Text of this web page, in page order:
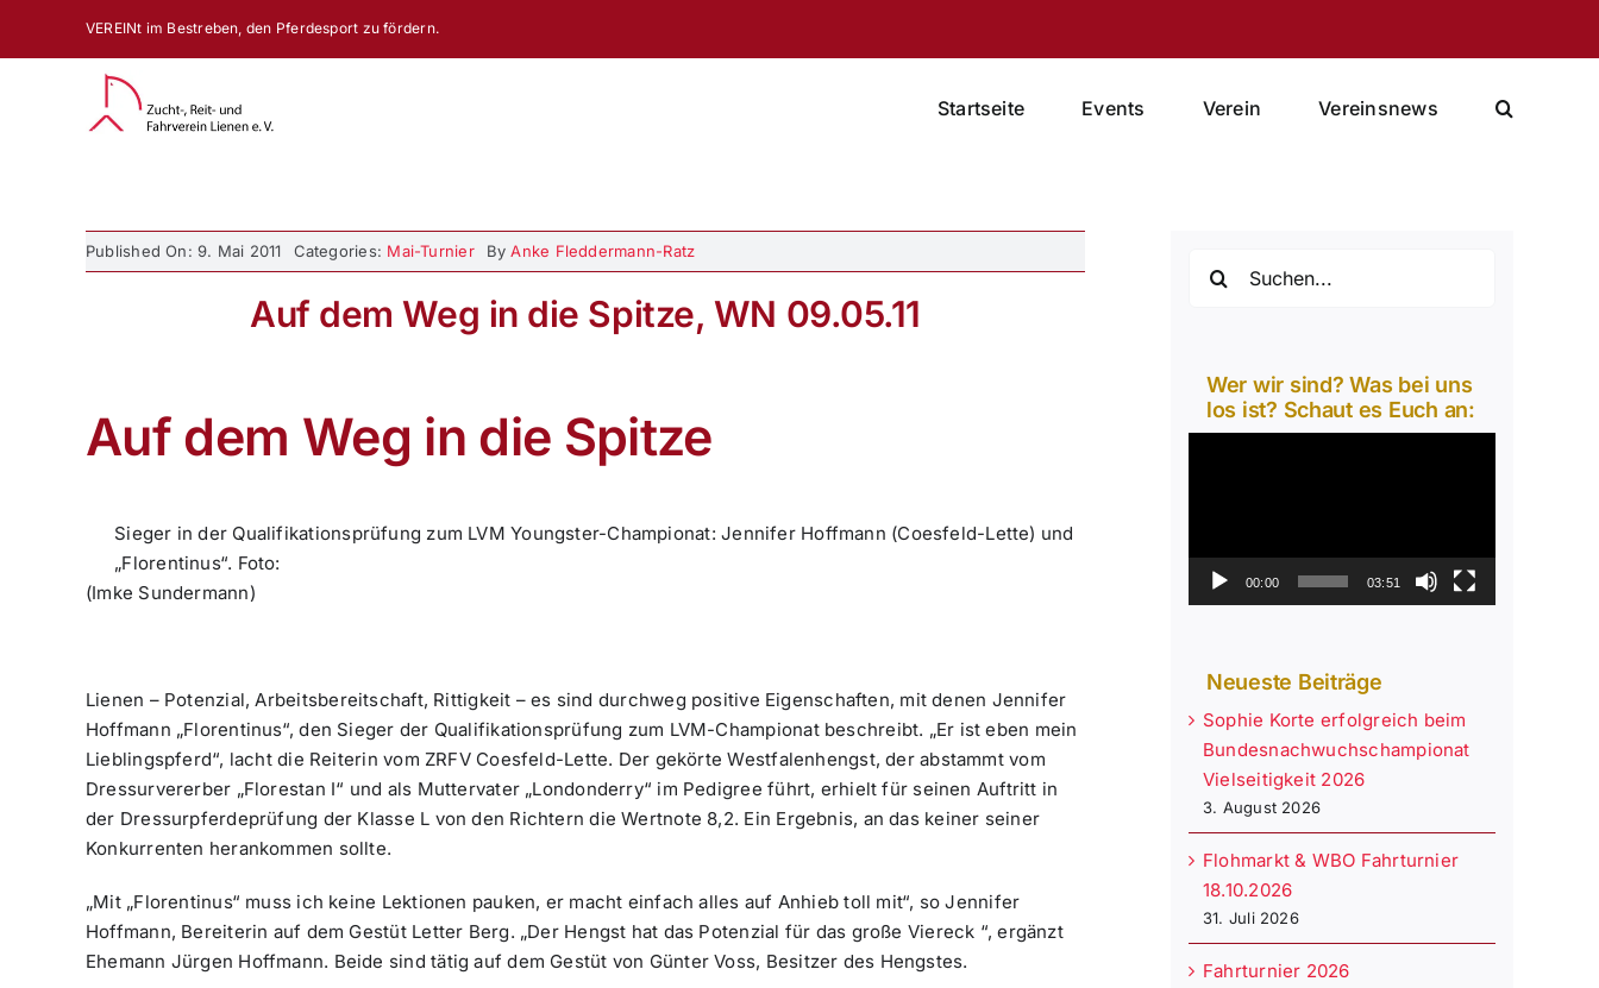
VEREINt im Bestreben, den Pferdesport zu fördern.
Startseite Events Verein Vereinsnews
Published On: 9. Mai 2011 Categories: Mai-Turnier ByAnke Fleddermann-Ratz
Auf dem Weg in die Spitze, WN 09.05.11
Auf dem Weg in die Spitze
Sieger in der Qualifikationsprüfung zum LVM Youngster-Championat: Jennifer Hoffmann (Coesfeld-Lette) und
„Florentinus“. Foto:
(Imke Sundermann)
Lienen – Potenzial, Arbeitsbereitschaft, Rittigkeit – es sind durchweg positive Eigenschaften, mit denen Jennifer
Hoffmann „Florentinus“, den Sieger der Qualifikationsprüfung zum LVM-Championat beschreibt. „Er ist eben mein
Lieblingspferd“, lacht die Reiterin vom ZRFV Coesfeld-Lette. Der gekörte Westfalenhengst, der abstammt vom
Dressurvererber „Florestan I“ und als Muttervater „Londonderry“ im Pedigree führt, erhielt für seinen Auftritt in
der Dressurpferdeprüfung der Klasse L von den Richtern die Wertnote 8,2. Ein Ergebnis, an das keiner seiner
Konkurrenten herankommen sollte.
„Mit „Florentinus“ muss ich keine Lektionen pauken, er macht einfach alles auf Anhieb toll mit“, so Jennifer
Hoffmann, Bereiterin auf dem Gestüt Letter Berg. „Der Hengst hat das Potenzial für das große Viereck “, ergänzt
Ehemann Jürgen Hoffmann. Beide sind tätig auf dem Gestüt von Günter Voss, Besitzer des Hengstes.
nach:
Wer wir sind? Was bei uns
los ist? Schaut es Euch an:
00:00 03:51
Neueste Beiträge
Sophie Korte erfolgreich beim
Bundesnachwuchschampionat
Vielseitigkeit 2026
3. August 2026
Flohmarkt & WBO Fahrturnier
18.10.2026
31. Juli 2026
Fahrturnier 2026